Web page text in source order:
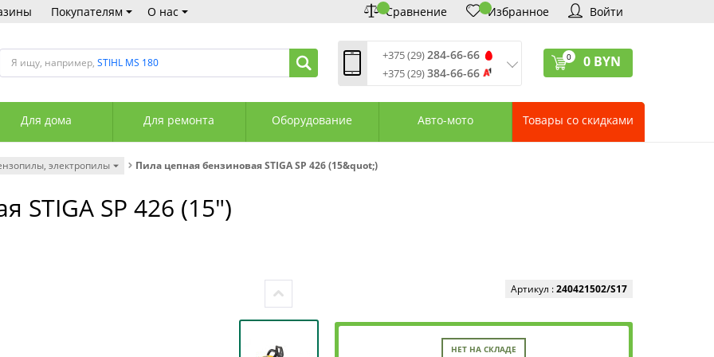
Покупателям О нас Сравнение Избранное Войти
Я ищу, например, STIHL MS 180 +375 (29)284-66-66
+375 (29)384-66-66
Сб: 10:00—18:00
+375 (17) 388-66-33
0 0 BYN
Для дома Для ремонта Оборудование Авто-мото Товары со скидками
электропилы Пила цепная бензиновая STIGA SP 426 (15&quot;)
STIGA SP 426 (15")
Артикул :240421502/S17
НЕТ НА СКЛАДЕ